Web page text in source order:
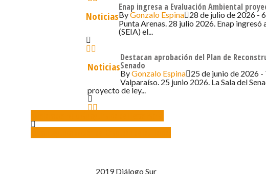
Noticias
Enap ingresa a Evaluación Ambiental
ByGonzalo Espina 28 de julio de 2026 -
Punta Arenas. 28 julio 2026. Enap
(SEIA) el...
Noticias
Destacan aprobación del Plan de
Senado
ByGonzalo Espina 25 de junio de 2026 -
Valparaíso. 25 junio 2026. La Sala del
proyecto de ley...
2019 Diálogo Sur